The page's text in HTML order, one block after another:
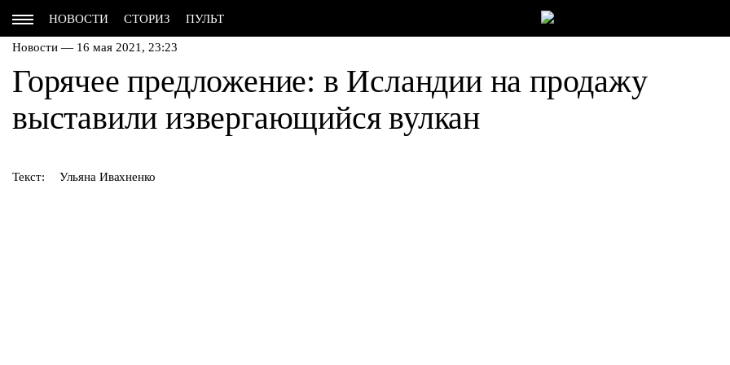
НОВОСТИ СТОРИЗ ПУЛЬТ
Новости — 16 мая 2021, 23:23
Горячее предложение: в Исландии на продажу
выставили извергающийся вулкан
Текст: Ульяна Ивахненко